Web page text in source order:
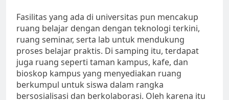
Fasilitas yang ada di universitas pun mencakup
ruang belajar dengan dengan teknologi terkini,
ruang seminar, serta lab untuk mendukung
proses belajar praktis. Di samping itu, terdapat
juga ruang seperti taman kampus, kafe, dan
bioskop kampus yang menyediakan ruang
berkumpul untuk siswa dalam rangka
bersosialisasi dan berkolaborasi. Oleh karena itu